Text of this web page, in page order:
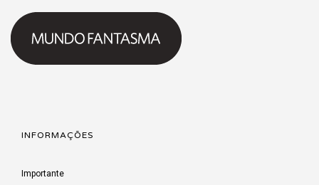
INFORMAÇÕES
Importante